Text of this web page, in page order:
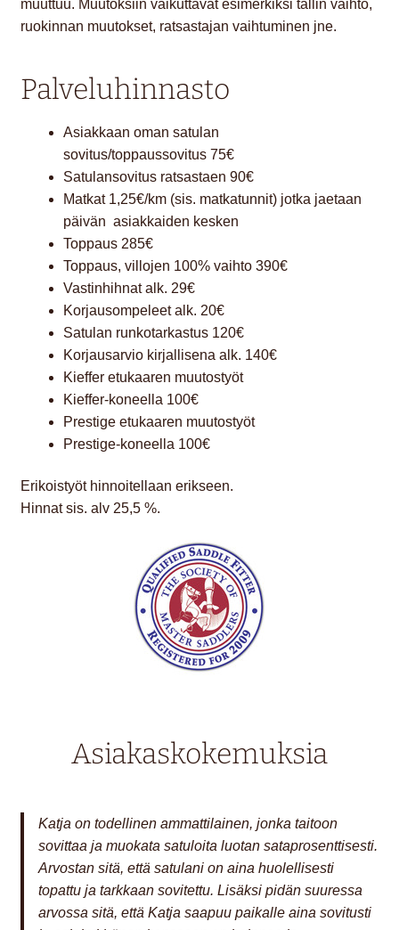
muuttuu. Muutoksiin vaikuttavat esimerkiksi tallin vaihto,
ruokinnan muutokset, ratsastajan vaihtuminen jne.
Palveluhinnasto
Asiakkaan oman satulan
sovitus/toppaussovitus 75€
Satulansovitus ratsastaen 90€
Matkat 1,25€/km (sis. matkatunnit) jotka jaetaan
päivän asiakkaiden kesken
Toppaus 285€
Toppaus, villojen 100% vaihto 390€
Vastinhihnat alk. 29€
Korjausompeleet alk. 20€
Satulan runkotarkastus 120€
Korjausarvio kirjallisena alk. 140€
Kieffer etukaaren muutostyöt
Kieffer-koneella 100€
Prestige etukaaren muutostyöt
Prestige-koneella 100€
Erikoistyöt hinnoitellaan erikseen.
Hinnat sis. alv 25,5 %.
Asiakaskokemuksia
Katja on todellinen ammattilainen, jonka taitoon
sovittaa ja muokata satuloita luotan sataprosenttisesti.
Arvostan sitä, että satulani on aina huolellisesti
topattu ja tarkkaan sovitettu. Lisäksi pidän suuressa
arvossa sitä, että Katja saapuu paikalle aina sovitusti